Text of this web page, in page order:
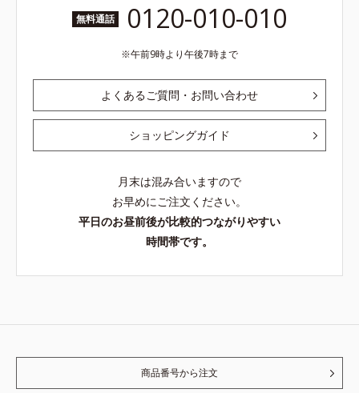
無料通話 0120-010-010
午前9時より午後7時まで
よくあるご質問・お問い合わせ
ショッピングガイド
月末は混み合いますので
お早めにご注文ください。
平日のお昼前後が比較的つながりやすい
時間帯です。
商品番号から注文